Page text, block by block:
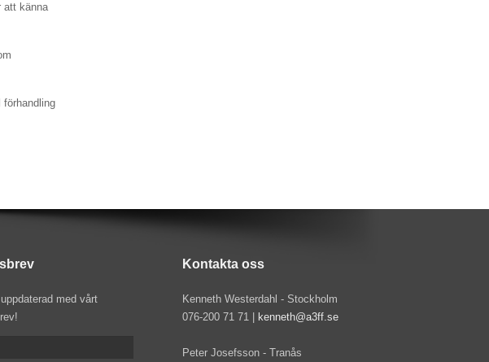
att känna
med vårt
Kontakta oss
Kenneth Westerdahl - Stockholm
076-200 71 71 |
kenneth@a3ff.se
Peter Josefsson - Tranås